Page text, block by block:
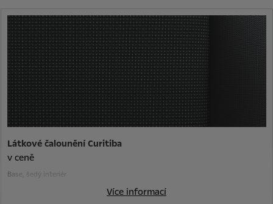
Látkové čalounění Curitiba
v ceně
Base, šedý interiér
Více informací